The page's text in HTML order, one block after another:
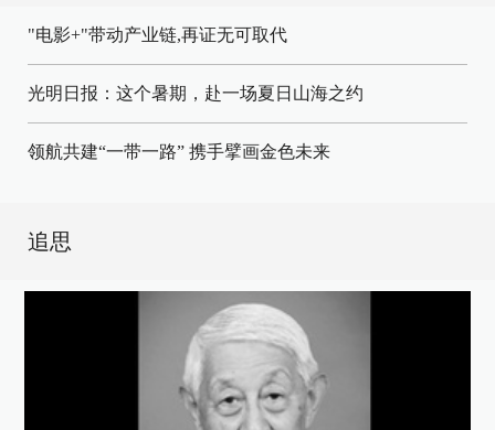
"电影+"带动产业链,再证无可取代
光明日报：这个暑期，赴一场夏日山海之约
领航共建“一带一路” 携手擘画金色未来
追思